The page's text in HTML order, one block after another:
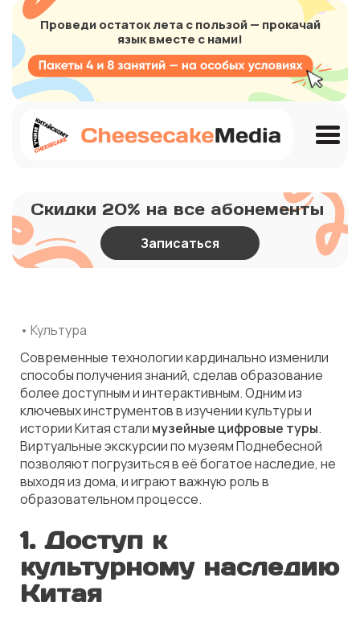
Проведи остаток лета с пользой — прокачай
язык вместе с нами!
Скидки 20% на все абонементы
Записаться
• Культура
Современные технологии кардинально изменили
способы получения знаний, сделав образование
более доступным и интерактивным. Одним из
ключевых инструментов в изучении культуры и
истории Китая стали музейные цифровые туры.
Виртуальные экскурсии по музеям Поднебесной
позволяют погрузиться в её богатое наследие, не
выходя из дома, и играют важную роль в
образовательном процессе.
1. Доступ к
культурному наследию
Китая